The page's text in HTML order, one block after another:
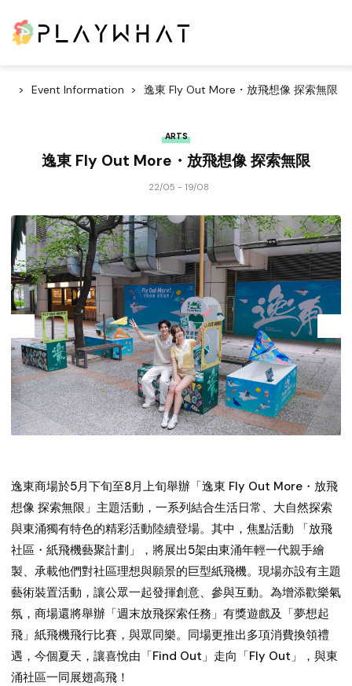
Event Information 逸東 Fly Out More・放飛想像 探索無限
ARTS
逸東 Fly Out More・放飛想像 探索無限
22/05 - 19/08
逸東商場於5月下旬至8月上旬舉辦「逸東 Fly Out More・放飛
想像 探索無限」主題活動，一系列結合生活日常、大自然探索
與東涌獨有特色的精彩活動陸續登場。其中，焦點活動 「放飛
社區・紙飛機藝聚計劃」，將展出5架由東涌年輕一代親手繪
製、承載他們對社區理想與願景的巨型紙飛機。現場亦設有主題
藝術裝置活動，讓公眾一起發揮創意、參與互動。為增添歡樂氣
氛，商場還將舉辦「週末放飛探索任務」有獎遊戲及「夢想起
飛」紙飛機飛行比賽，與眾同樂。同場更推出多項消費換領禮
遇，今個夏天，讓喜悅由「Find Out」走向「Fly Out」，與東
涌社區一同展翅高飛！